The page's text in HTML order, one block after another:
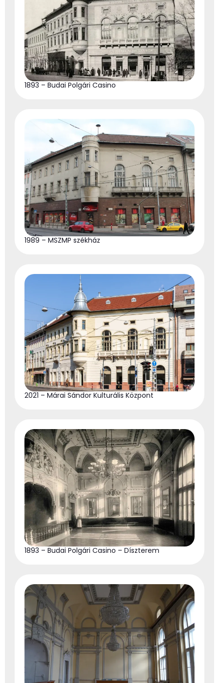
1893 – Budai Polgári Casino
1989 – MSZMP székház
2021 – Márai Sándor Kulturális Központ
1893 – Budai Polgári Casino – Díszterem